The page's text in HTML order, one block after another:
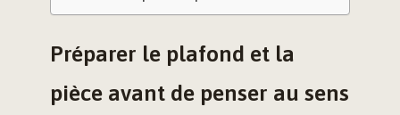
Préparer le plafond et la
pièce avant de penser au sens